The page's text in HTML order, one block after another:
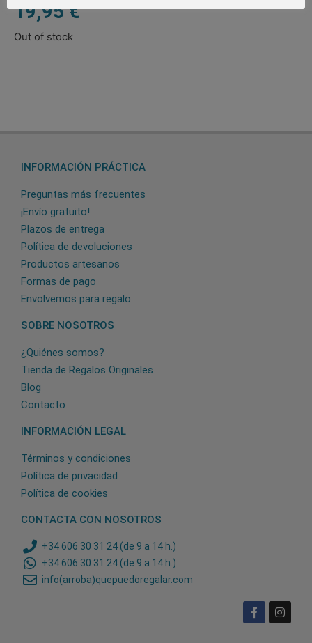
19,95€
Out of stock
INFORMACIÓN PRÁCTICA
Preguntas más frecuentes
¡Envío gratuito!
Plazos de entrega
Política de devoluciones
Productos artesanos
Formas de pago
Envolvemos para regalo
SOBRE NOSOTROS
¿Quiénes somos?
Tienda de Regalos Originales
Blog
Contacto
INFORMACIÓN LEGAL
Términos y condiciones
Política de privacidad
Política de cookies
CONTACTA CON NOSOTROS
+34 606 30 31 24 (de 9 a 14 h.)
+34 606 30 31 24 (de 9 a 14 h.)
info(arroba)quepuedoregalar.com